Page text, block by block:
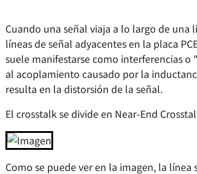
Cuando una señal viaja a lo largo de una
líneas de señal adyacentes en la placa
suele manifestarse como interferencias o
al acoplamiento causado por la
resulta en la distorsión de la señal.
El crosstalk se divide en Near-End
Como se puede ver en la imagen, la